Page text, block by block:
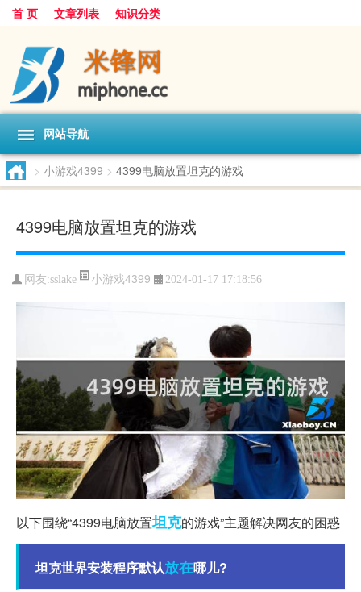
首 页 文章列表 知识分类
网站导航
> 小游戏4399 > 4399电脑放置坦克的游戏
4399电脑放置坦克的游戏
网友:sslake 小游戏4399 2024-01-17 17:18:56
以下围绕“4399电脑放置坦克的游戏”主题解决网友的困惑
坦克世界安装程序默认放在哪儿?